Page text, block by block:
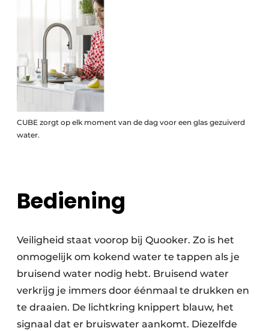
CUBE zorgt op elk moment van de dag voor een glas gezuiverd
water.
Bediening
Veiligheid staat voorop bij Quooker. Zo is het
onmogelijk om kokend water te tappen als je
bruisend water nodig hebt. Bruisend water
verkrijg je immers door éénmaal te drukken en
te draaien. De lichtkring knippert blauw, het
signaal dat er bruiswater aankomt. Diezelfde